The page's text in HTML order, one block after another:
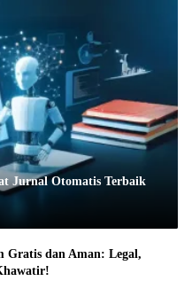
Jurnal Otomatis Terbaik
Gratis dan Aman: Legal,